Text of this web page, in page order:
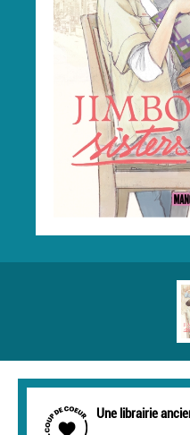
Une librairie